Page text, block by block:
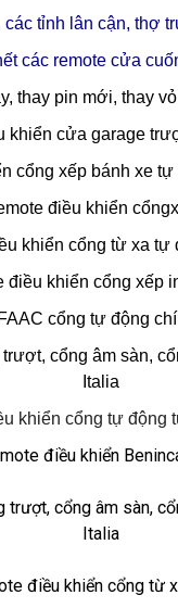
các tỉnh lân cận, thợ
các remote cửa
thay pin mới, thay
khiển cửa garage
cổng xếp bánh xe
điều khiển
khiển cổng từ xa tự
điều khiển cổng xếp
cổng tự động
cổng âm sàn,
Italia
khiển cổng tự động
điều khiển
cổng âm sàn,
Italia
điều khiển cổng từ